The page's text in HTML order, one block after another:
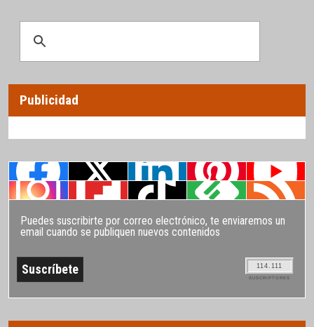
Publicidad
Puedes suscribirte por correo electrónico, te enviaremos un
email cuando se publiquen nuevos contenidos
114.111
SUSCRIPTORES